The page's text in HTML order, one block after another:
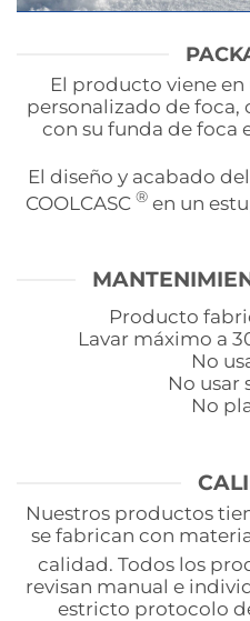
El producto viene
personalizado de foca,
con su funda de foca
El diseño y acabado
COOLCASC® en un
Producto
Lavar máximo a
No
No usar
No
Nuestros productos
se fabrican con
calidad. Todos los
revisan manual e
estricto protocolo